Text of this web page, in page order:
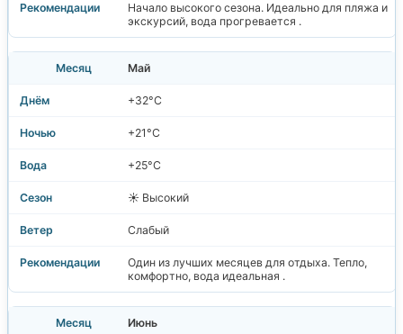
Начало высокого сезона. Идеально для пляжа и
экскурсий, вода прогревается .
Май
+32°C
+21°C
+25°C
☀️ Высокий
Слабый
Один из лучших месяцев для отдыха. Тепло,
комфортно, вода идеальная .
Июнь